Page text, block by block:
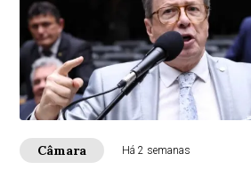
Câmara Há 2 semanas